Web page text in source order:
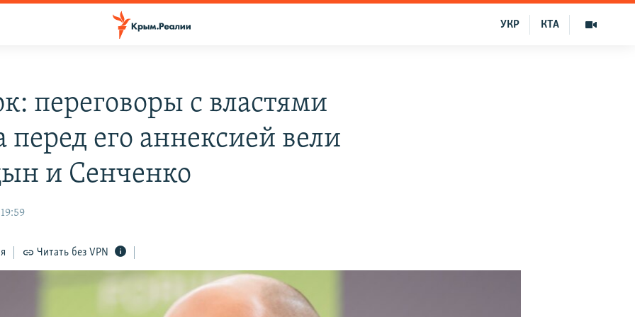
КТА
УКР
переговоры с властями
его аннексией вели
и Сенченко
Читать без VPN